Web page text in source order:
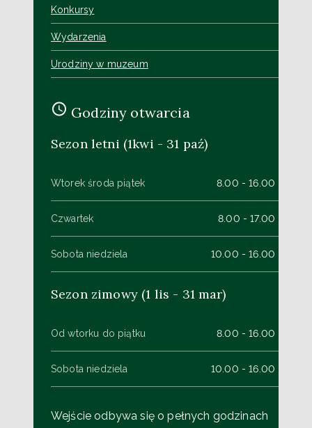
Konkursy
Wydarzenia
Urodziny w muzeum
Godziny otwarcia
Sezon letni (1kwi - 31 paź)
Wtorek środa piątek 8.00 - 16.00
Czwartek 8.00 - 17.00
Sobota niedziela 10.00 - 16.00
Sezon zimowy (1 lis - 31 mar)
Od wtorku do piątku 8.00 - 16.00
Sobota niedziela 10.00 - 16.00
Wejście odbywa się o pełnych godzinach